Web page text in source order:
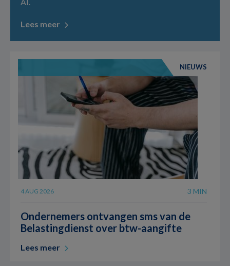
Lees meer
NIEUWS
4 AUG 2026 3 MIN
Ondernemers ontvangen sms van de
Belastingdienst over btw-aangifte
Lees meer